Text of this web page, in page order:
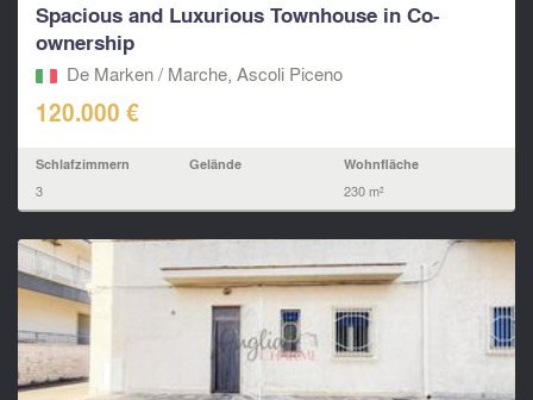
Spacious and Luxurious Townhouse in Co-
ownership
De Marken / Marche, Ascoli Piceno‎
120.000 €
Schlafzimmern
3
Gelände Wohnfläche
230 m²